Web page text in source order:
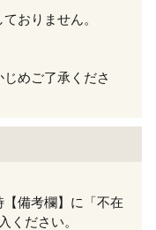
おりません。
めご了承くださ
備考欄】に「不在
ください。